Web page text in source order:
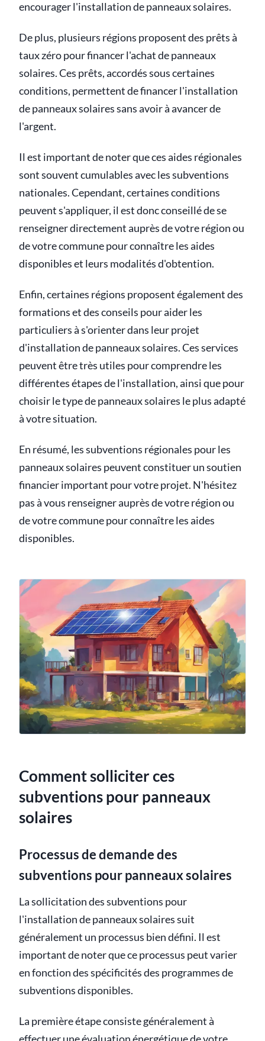
encourager l'installation de panneaux solaires.
De plus, plusieurs régions proposent des prêts à
taux zéro pour financer l'achat de panneaux
solaires. Ces prêts, accordés sous certaines
conditions, permettent de financer l'installation
de panneaux solaires sans avoir à avancer de
l'argent.
Il est important de noter que ces aides régionales
sont souvent cumulables avec les subventions
nationales. Cependant, certaines conditions
peuvent s'appliquer, il est donc conseillé de se
renseigner directement auprès de votre région ou
de votre commune pour connaître les aides
disponibles et leurs modalités d'obtention.
Enfin, certaines régions proposent également des
formations et des conseils pour aider les
particuliers à s'orienter dans leur projet
d'installation de panneaux solaires. Ces services
peuvent être très utiles pour comprendre les
différentes étapes de l'installation, ainsi que pour
choisir le type de panneaux solaires le plus adapté
à votre situation.
En résumé, les subventions régionales pour les
panneaux solaires peuvent constituer un soutien
financier important pour votre projet. N'hésitez
pas à vous renseigner auprès de votre région ou
de votre commune pour connaître les aides
disponibles.
Comment solliciter ces
subventions pour panneaux
solaires
Processus de demande des
subventions pour panneaux solaires
La sollicitation des subventions pour
l'installation de panneaux solaires suit
généralement un processus bien défini. Il est
important de noter que ce processus peut varier
en fonction des spécificités des programmes de
subventions disponibles.
La première étape consiste généralement à